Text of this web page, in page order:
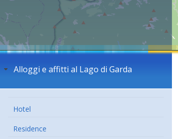
Alloggi e affitti al Lago di Garda
Hotel
Residence